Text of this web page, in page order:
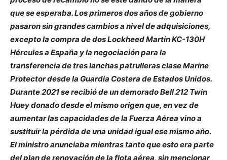
que se esperaba. Los primeros dos años de gobierno
pasaron sin grandes cambios a nivel de adquisiciones,
excepto la compra de dos Lockheed Martin KC-130H
Hércules a España y la negociación para la
transferencia de tres lanchas patrulleras clase Marine
Protector desde la Guardia Costera de Estados Unidos.
Durante 2021 se recibió de un demorado Bell 212 Twin
Huey donado desde el mismo origen que, en vez de
aumentar las capacidades de la Fuerza Aérea vino a
sustituir la pérdida de una unidad igual ese mismo año.
El ministro anunciaba mientras tanto que esto era parte
del plan de renovación de la flota aérea, sin mencionar